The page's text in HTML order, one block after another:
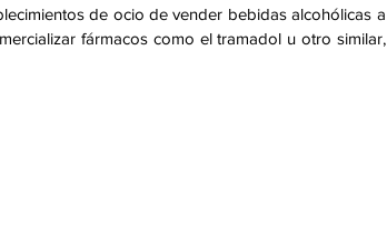
de ocio de vender bebidas alcohólicas a
fármacos como el tramadol u otro similar,